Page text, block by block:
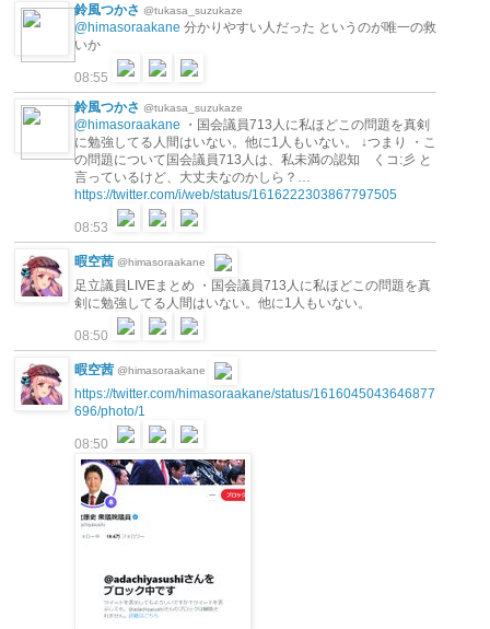
鈴風つかさ @tukasa_suzukaze
@himasoraakane 分かりやすい人だった というのが唯一の救
いか
08:55
鈴風つかさ @tukasa_suzukaze
@himasoraakane ・国会議員713人に私ほどこの問題を真剣
に勉強してる人間はいない。他に1人もいない。 ↓つまり ・こ
の問題について国会議員713人は、私未満の認知 くコ:彡 と
言っているけど、大丈夫なのかしら？…
https://twitter.com/i/web/status/1616222303867797505
08:53
暇空茜 @himasoraakane
足立議員LIVEまとめ ・国会議員713人に私ほどこの問題を真
剣に勉強してる人間はいない。他に1人もいない。
08:50
暇空茜 @himasoraakane
https://twitter.com/himasoraakane/status/1616045043646877
696/photo/1
08:50